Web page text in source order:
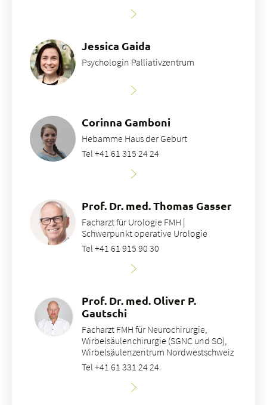
Jessica Gaida
Psychologin Palliativzentrum
Corinna Gamboni
Hebamme Haus der Geburt
Tel +41 61 315 24 24
Prof. Dr. med. Thomas Gasser
Facharzt für Urologie FMH |
Schwerpunkt operative Urologie
Tel +41 61 915 90 30
Prof. Dr. med. Oliver P.
Gautschi
Facharzt FMH für Neurochirurgie,
Wirbelsäulenchirurgie (SGNC und SO),
Wirbelsäulenzentrum Nordwestschweiz
Tel +41 61 331 24 24